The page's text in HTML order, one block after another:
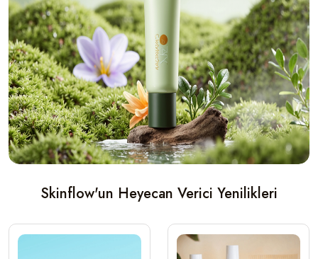
Skinflow'un Heyecan Verici Yenilikleri